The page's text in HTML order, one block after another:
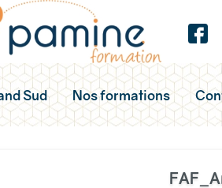
Sud Nos formations